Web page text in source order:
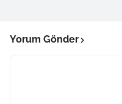
Yorum Gönder